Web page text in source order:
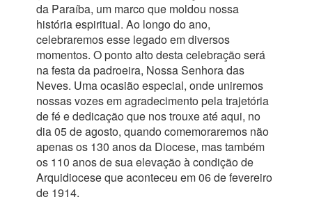
da Paraíba, um marco que moldou nossa
história espiritual. Ao longo do ano,
celebraremos esse legado em diversos
momentos. O ponto alto desta celebração será
na festa da padroeira, Nossa Senhora das
Neves. Uma ocasião especial, onde uniremos
nossas vozes em agradecimento pela trajetória
de fé e dedicação que nos trouxe até aqui, no
dia 05 de agosto, quando comemoraremos não
apenas os 130 anos da Diocese, mas também
os 110 anos de sua elevação à condição de
Arquidiocese que aconteceu em 06 de fevereiro
de 1914.